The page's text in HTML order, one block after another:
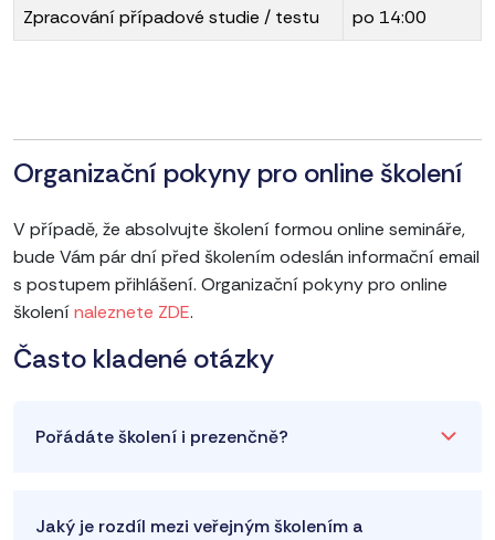
Zpracování případové studie / testu
po 14:00
Organizační pokyny pro online školení
V případě, že absolvujte školení formou online semináře,
bude Vám pár dní před školením odeslán informační email
s postupem přihlášení. Organizační pokyny pro online
školenínaleznete ZDE.
Často kladené otázky
Pořádáte školení i prezenčně?
Jaký je rozdíl mezi veřejným školením a